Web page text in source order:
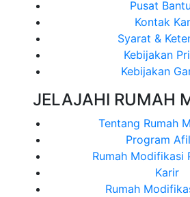
Pusat
Kontak
Syarat &
Kebijakan
Kebijakan
JELAJAHI RUMAH
Tentang Rumah
Program
Rumah Modifikasi
Karir
Rumah